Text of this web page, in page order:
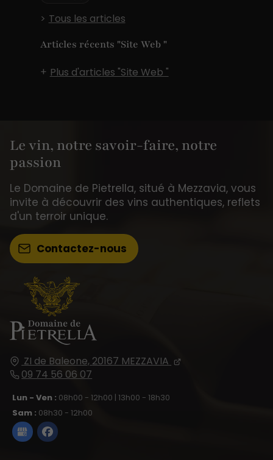
Tous les articles
Articles récents "Site Web "
Plus d'articles "Site Web "
ZI de Baleone, 20167 MEZZAVIA
09 74 56 06 07
Lun - Ven : 08h00 - 12h00 | 13h00 - 18h30
Sam : 08h30 - 12h00
Le vin, notre savoir-faire, notre
passion
Le Domaine de Pietrella, situé à Mezzavia, vous
invite à découvrir des vins authentiques, reflets
d'un terroir unique.
Contactez-nous